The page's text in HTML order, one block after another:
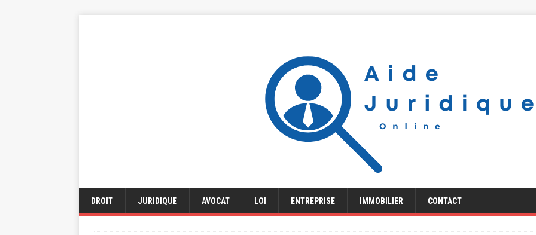
DROIT JURIDIQUE AVOCAT LOI ENTREPRISE IMMOBILIER CONTACT